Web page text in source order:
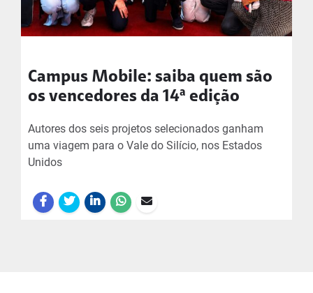
Campus Mobile: saiba quem são
os vencedores da 14ª edição
Autores dos seis projetos selecionados ganham
uma viagem para o Vale do Silício, nos Estados
Unidos